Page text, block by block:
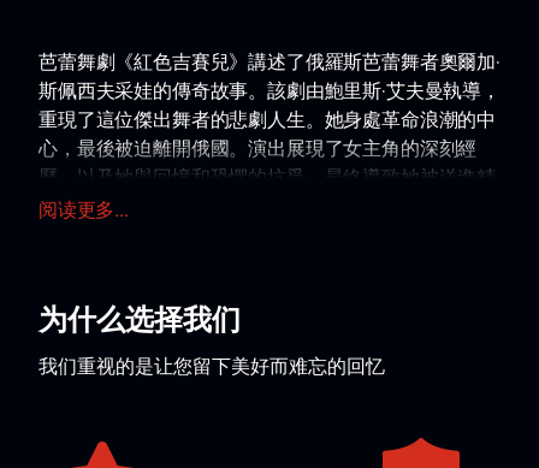
芭蕾舞劇《紅色吉賽兒》講述了俄羅斯芭蕾舞者奧爾加·
斯佩西夫采娃的傳奇故事。該劇由鮑里斯·艾夫曼執導，
重現了這位傑出舞者的悲劇人生。她身處革命浪潮的中
心，最後被迫離開俄國。演出展現了女主角的深刻經
歷，以及她與回憶和恐懼的抗爭，最終導致她被送進精
神病院。
和藝術設計都進行了修改，使其更具表現力和現代感。
這使得觀眾能夠以全新的視角欣賞這部經典之作，並體
驗芭蕾舞劇所傳遞的全部情感。
如何購買芭蕾舞劇《紅衣吉賽爾》（斯維爾
阅读更多...
为什么选择我们
我们重视的是让您留下美好而难忘的回忆